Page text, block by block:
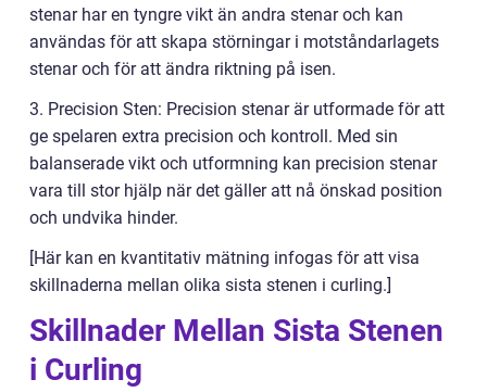
stenar har en tyngre vikt än andra stenar och kan
användas för att skapa störningar i motståndarlagets
stenar och för att ändra riktning på isen.
3. Precision Sten: Precision stenar är utformade för att
ge spelaren extra precision och kontroll. Med sin
balanserade vikt och utformning kan precision stenar
vara till stor hjälp när det gäller att nå önskad position
och undvika hinder.
[Här kan en kvantitativ mätning infogas för att visa
skillnaderna mellan olika sista stenen i curling.]
Skillnader Mellan Sista Stenen
i Curling